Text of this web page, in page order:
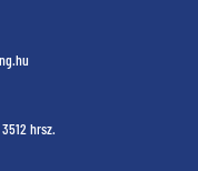
hrsz.